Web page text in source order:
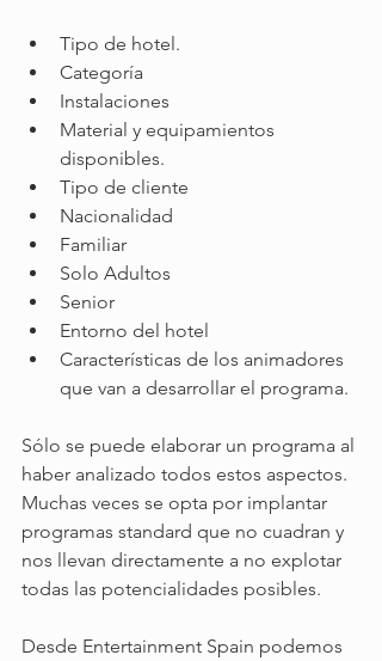
Tipo de hotel.
Categoría
Instalaciones
Material y equipamientos
disponibles.
Tipo de cliente
Nacionalidad
Familiar
Solo Adultos
Senior
Entorno del hotel
Características de los animadores
que van a desarrollar el programa.
Sólo se puede elaborar un programa al
haber analizado todos estos aspectos.
Muchas veces se opta por implantar
programas standard que no cuadran y
nos llevan directamente a no explotar
todas las potencialidades posibles.
Desde Entertainment Spain podemos